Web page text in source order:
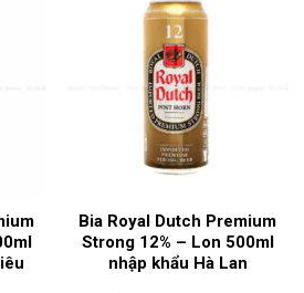
Bia Royal Dutch Premium
Strong 12% – Lon 500ml
nhập khẩu Hà Lan